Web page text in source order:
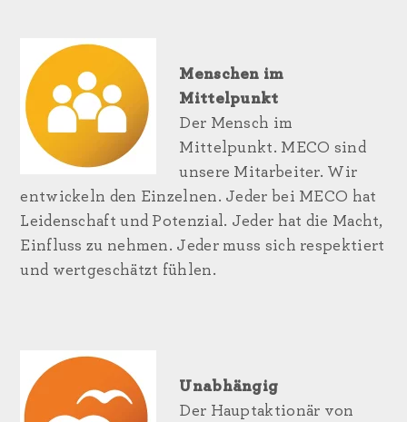
Menschen im
Mittelpunkt
Der Mensch im
Mittelpunkt. MECO sind
unsere Mitarbeiter. Wir
entwickeln den Einzelnen. Jeder bei MECO hat
Leidenschaft und Potenzial. Jeder hat die Macht,
Einfluss zu nehmen. Jeder muss sich respektiert
und wertgeschätzt fühlen.
Unabhängig
Der Hauptaktionär von